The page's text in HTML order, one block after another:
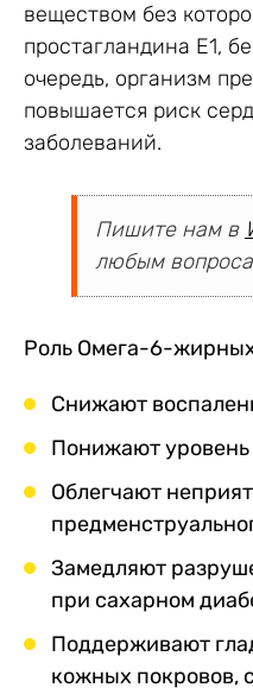
веществом без
простагландина Е1,
очередь, организм
повышается риск
заболеваний.
Пишите нам в
любым
Роль Омега-6-
Снижают
Понижают уровень
Облегчают
Замедляют
при сахарном
Поддерживают
кожных покровов,